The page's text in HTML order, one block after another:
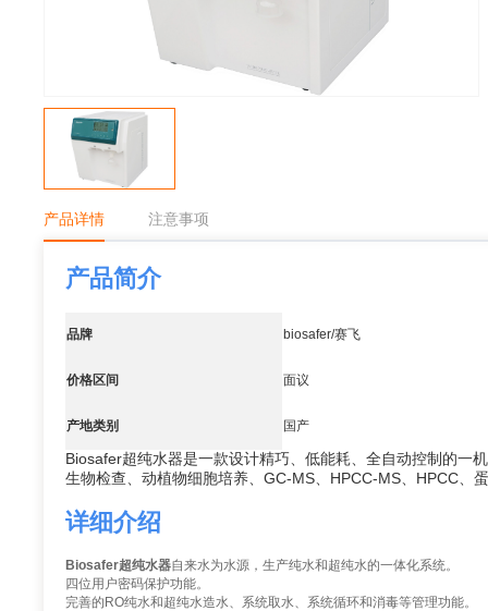
产品详情 注意事项
产品简介
品牌 biosafer/赛飞
价格区间 面议
产地类别 国产
Biosafer超纯水器是一款设计精巧、低能耗、全自动控制的一
生物检查、动植物细胞培养、GC-MS、HPCC-MS、HPCC、
详细介绍
Biosafer超纯水器自来水为水源，生产纯水和超纯水的一体化系统。
四位用户密码保护功能。
完善的 RO纯水和超纯水造水、系统取水、系统循环和消毒等管理功能。